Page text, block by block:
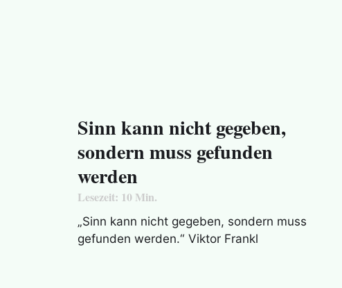
Sinn kann nicht gegeben,
sondern muss gefunden
werden
Lesezeit: 10 Min.
„Sinn kann nicht gegeben, sondern muss
gefunden werden.“ Viktor Frankl